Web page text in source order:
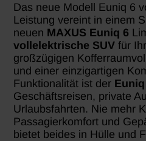
Das neue Modell Euniq 6
Leistung vereint in einem
neuen MAXUS Euniq 6
vollelektrische SUV für
großzügigen
und einer einzigartigen
Funktionalität ist der Euniq
Geschäftsreisen, private
Urlaubsfahrten. Nie mehr
Passagierkomfort und
bietet beides in Hülle und